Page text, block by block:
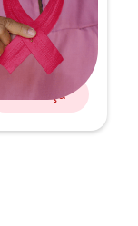
Conheça